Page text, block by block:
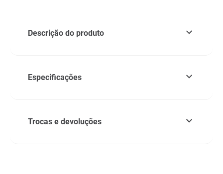
Descrição do produto
Especificações
Trocas e devoluções